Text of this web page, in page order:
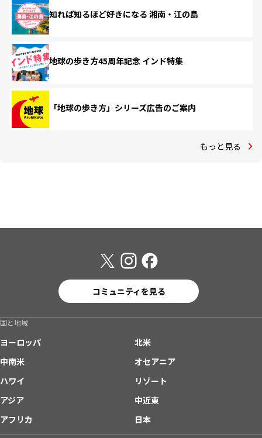
知れば知るほど好きになる 湘南・江の島
地球の歩き方45周年記念 インド特集
「地球の歩き方」シリーズ広告のご案内
もっと見る
コミュニティを見る
国と地域
ヨーロッパ
北米
中南米
オセアニア
ハワイ
リゾート
アジア
中近東
アフリカ
日本